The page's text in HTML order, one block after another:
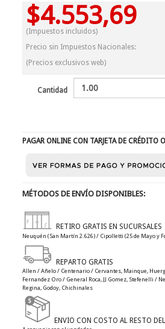
$4.553,69
(Impuestos incluidos)
Precio sin Impuestos Nacionales:
(Precios exclusivos web)
Cantidad
PAGAR ONLINE CON TARJETA DE CRÉDITO
MÉTODOS DE ENVÍO DISPONIBLES:
RETIRO GRATIS EN SUCURSALES
Neuquén (San Martín 2.626) / Cipolletti (25 de Mayo y
REPARTO GRATIS
Allen / Añelo / Centenario / Cervantes, Mainque,
Fernandez Oro / General Roca, JJ Gomez, Stefenelli /
Regina, Godoy, Chichinales
ENVIO CON COSTO AL RESTO